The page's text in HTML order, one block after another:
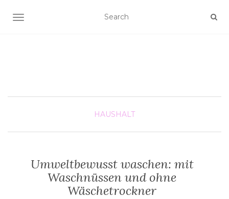
SCHALTE NAVIGATION
HAUSHALT
Umweltbewusst waschen: mit
Waschnüssen und ohne
Wäschetrockner